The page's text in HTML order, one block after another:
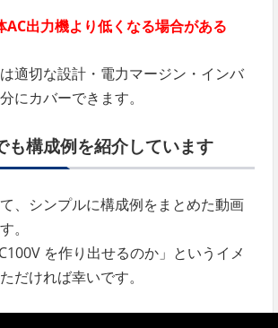
AC出力機より低くなる場合がある
適切な設計・電力マージン・インバ
にカバーできます。
も構成例を紹介しています
、シンプルに構成例をまとめた動画
。
を作り出せるのか」というイメ
だければ幸いです。